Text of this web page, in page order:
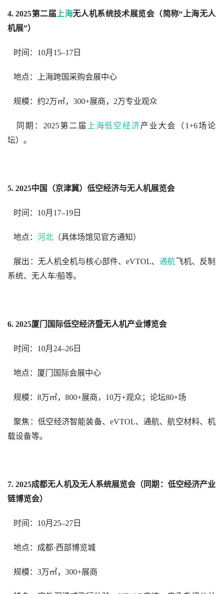
4. 2025第二届 上海无人机系统技术展览会（简称“上海无人
机展”）
时间：10月15–17日
地点：上海跨国采购会展中心
规模：约2万㎡，300+展商，2万专业观众
同期：2025第二届 上海低空经济产业大会（1+6场论
坛）。
5. 2025中国（京津冀）低空经济与无人机展览会
时间：10月17–19日
地点： 河北 （具体场馆见官方通知）
展出：无人机全机与核心部件、eVTOL、通航飞机、反制
系统、无人车/船等。
6. 2025厦门国际低空经济暨无人机产业博览会
时间：10月24–26日
地点：厦门国际会展中心
规模：8万㎡，800+展商，10万+观众；论坛80+场
聚焦：低空经济智能装备、eVTOL、通航、航空材料、机
载设备等。
7. 2025成都无人机及无人系统展览会（同期：低空经济产业
链博览会）
时间：10月25–27日
地点：成都·西部博览城
规模：3万㎡，300+展商